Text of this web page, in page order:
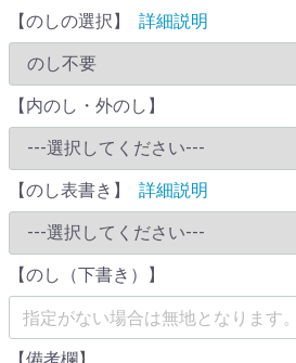
【のしの選択】
詳細説明
【内のし・外のし】
【のし表書き】 詳細説明
【のし（下書き）】